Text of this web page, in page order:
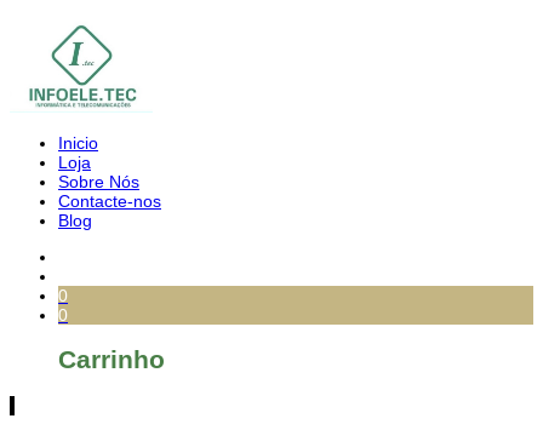
Inicio
Loja
Sobre Nós
Contacte-nos
Blog
0
0
Carrinho